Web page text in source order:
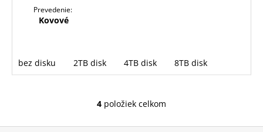
Prevedenie:
Kovové
bez disku 2TB disk 4TB disk 8TB disk
O
4 položiek celkom